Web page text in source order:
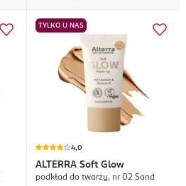
TYLKO U NAS
4,0
ALTERRA Soft Glow
podkład do twarzy, nr 02 Sand